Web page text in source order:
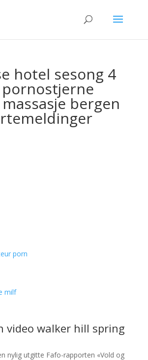
hotel sesong 4
bergen
porn
milf
video walker hill spring
nylig utgitte Fafo-rapporten «Vold og